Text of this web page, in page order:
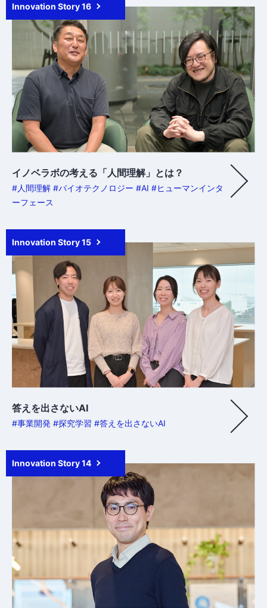
Innovation Story 16
イノベラボの考える「人間理解」とは？
#人間理解 #バイオテクノロジー #AI #ヒューマンインタ
ーフェース
Innovation Story 15
答えを出さないAI
#事業開発 #探究学習 #答えを出さないAI
Innovation Story 14